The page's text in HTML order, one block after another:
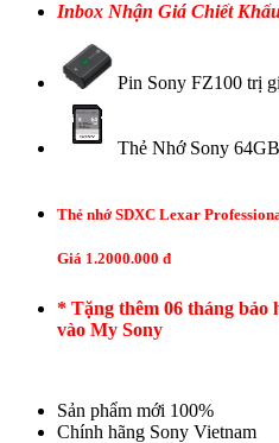
Inbox Nhận Giá Chiết
Pin Sony FZ100 trị
Thẻ Nhớ Sony
Thẻ nhớ SDXC Lexar
Giá 1.2000.000 đ
* Tặng thêm 06 tháng bảo
vào My Sony
Sản phẩm mới 100%
Chính hãng Sony Vietnam